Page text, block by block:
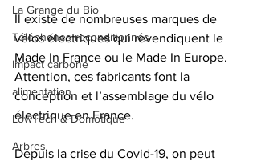
La Grange du Bio
Téléphones reconditionnés
Impact carbone
alimentation
LowTech & Domotique
Arbres
Il existe de nombreuses marques de
vélos électriques qui revendiquent le
Made In France ou le Made In Europe.
Attention, ces fabricants font la
conception et l’assemblage du vélo
électrique en France.
Depuis la crise du Covid-19, on peut